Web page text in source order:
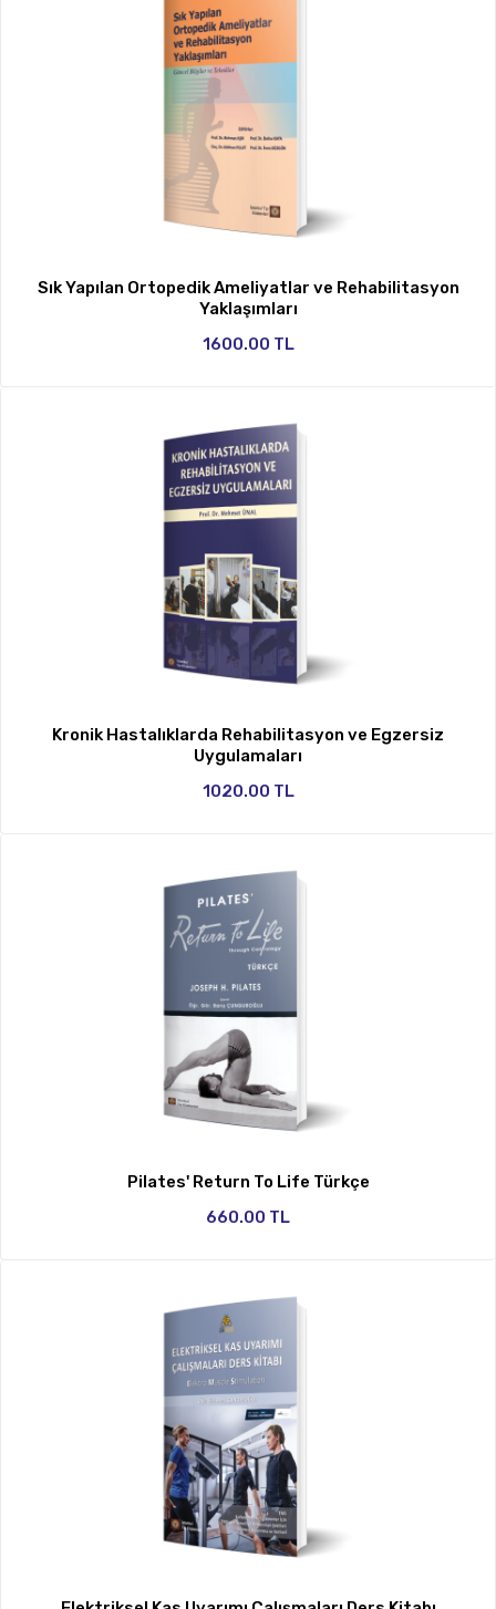
Sık Yapılan Ortopedik Ameliyatlar ve Rehabilitasyon
Yaklaşımları
1600.00 TL
Kronik Hastalıklarda Rehabilitasyon ve Egzersiz
Uygulamaları
1020.00 TL
Pilates' Return To Life Türkçe
660.00 TL